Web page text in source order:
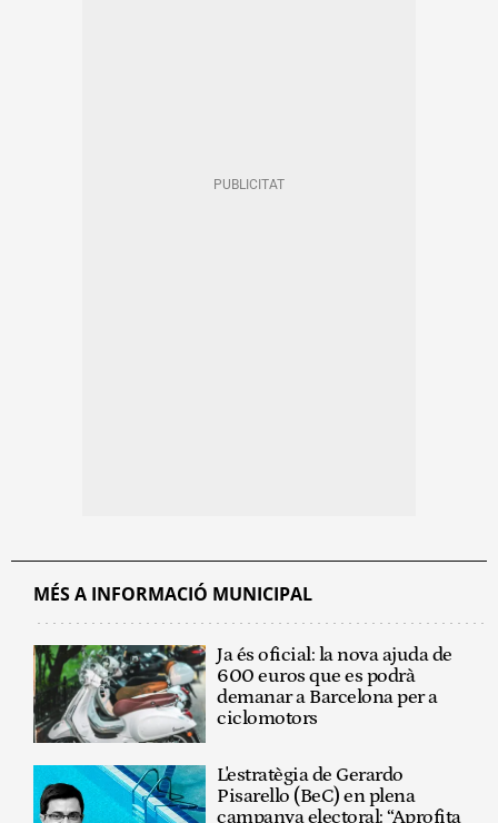
MÉS A INFORMACIÓ MUNICIPAL
Ja és oficial: la nova ajuda de
600 euros que es podrà
demanar a Barcelona per a
ciclomotors
L'estratègia de Gerardo
Pisarello (BeC) en plena
campanya electoral: “Aprofita